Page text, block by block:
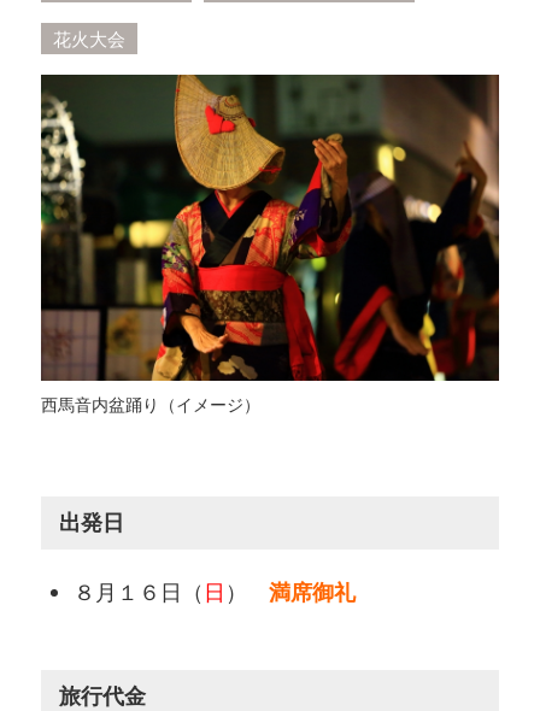
花火大会
西馬音内盆踊り（イメージ）
出発日
８月１６日（ 日 ） 満席御礼
旅行代金